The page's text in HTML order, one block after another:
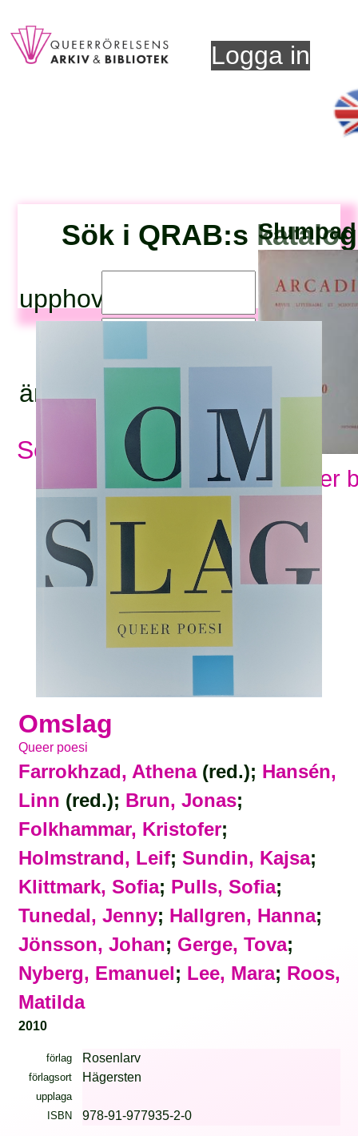
Logga in
Sök i QRAB:s katalog
upphovsperson:
ämnesord:
Se alla ämnesord
Visa fler
Omslag
Queer poesi
Farrokhzad, Athena(red.); Hansén,
Linn (red.); Brun, Jonas;
Folkhammar, Kristofer;
Holmstrand, Leif; Sundin, Kajsa;
Klittmark, Sofia; Pulls, Sofia;
Tunedal, Jenny; Hallgren, Hanna;
Jönsson, Johan; Gerge, Tova;
Nyberg, Emanuel; Lee, Mara; Roos,
Matilda
2010
förlag Rosenlarv
förlagsort Hägersten
upplaga
ISBN
978-91-977935-2-0